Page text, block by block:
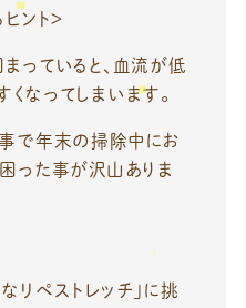
ント＞
っていると、血流が低
なってしまいます。
で年末の掃除中にお
った事が沢山ありま
リペストレッチ」に挑